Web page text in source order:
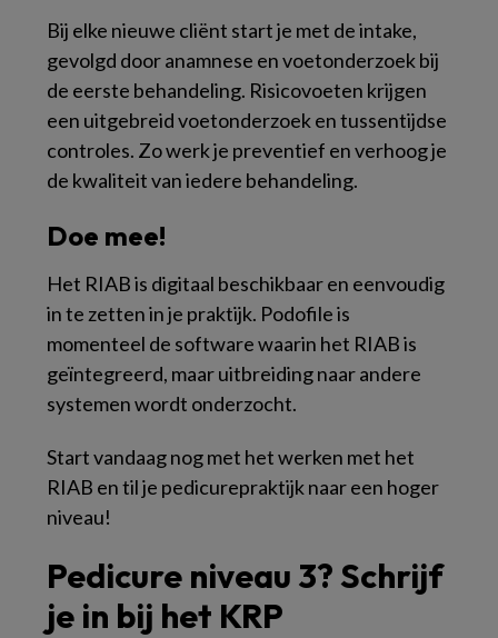
Bij elke nieuwe cliënt start je met de intake,
gevolgd door anamnese en voetonderzoek bij
de eerste behandeling. Risicovoeten krijgen
een uitgebreid voetonderzoek en tussentijdse
controles. Zo werk je preventief en verhoog je
de kwaliteit van iedere behandeling.
Doe mee!
Het RIAB is digitaal beschikbaar en eenvoudig
in te zetten in je praktijk. Podofile is
momenteel de software waarin het RIAB is
geïntegreerd, maar uitbreiding naar andere
systemen wordt onderzocht.
Start vandaag nog met het werken met het
RIAB en til je pedicurepraktijk naar een hoger
niveau!
Pedicure niveau 3? Schrijf
je in bij het KRP